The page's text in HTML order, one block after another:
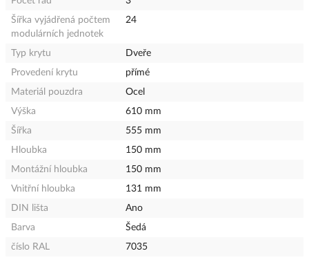
Šířka vyjádřená počtem
modulárních jednotek
24
Typ krytu
Dveře
Provedení krytu
přímé
Materiál pouzdra
Ocel
Výška
610 mm
Šířka
555 mm
Hloubka
150 mm
Montážní hloubka
150 mm
Vnitřní hloubka
131 mm
DIN lišta
Ano
Barva
Šedá
číslo RAL
7035